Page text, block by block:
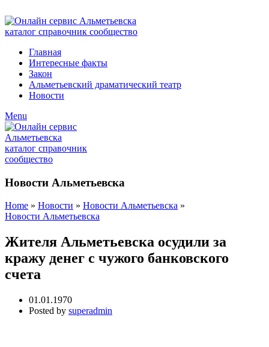
Главная
Интересные факты
Закон
Альметьевский драматический театр
Новости
Menu
Новости Альметьевска
Home » Новости » Новости Альметьевска »
Новости Альметьевска
Жителя Альметьевска осудили за
кражу денег с чужого банковского
счета
01.01.1970
Posted by superadmin